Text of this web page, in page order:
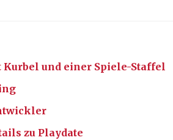
und einer Spiele-Staffel
zu Playdate